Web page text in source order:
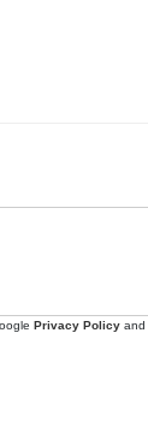
Privacy Policy and